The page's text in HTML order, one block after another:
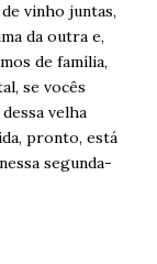
vinho juntas,
da outra e,
de família,
se vocês
velha
pronto, está
segunda-